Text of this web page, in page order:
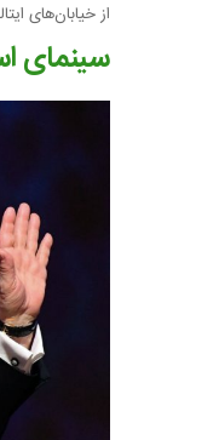
از خیابان‌های
سینمای